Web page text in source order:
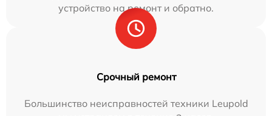
устройство на ремонт и обратно.
Срочный ремонт
Большинство неисправностей техники Leupold